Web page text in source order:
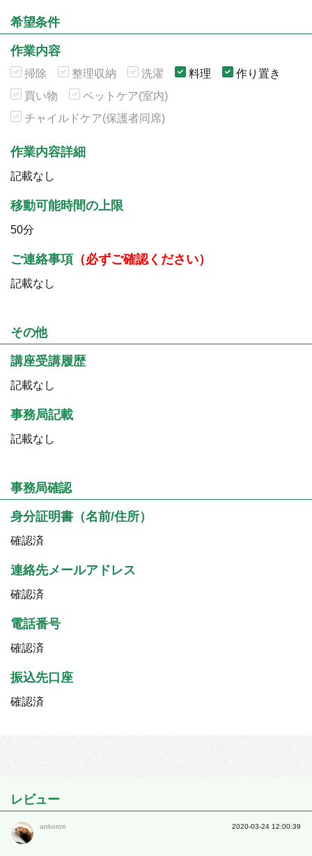
希望条件
作業内容
掃除 整理収納 洗濯 料理
作り置き
買い物
ペットケア(室内)
チャイルドケア(保護者同席)
作業内容詳細
記載なし
移動可能時間の上限
50分
ご連絡事項 （必ずご確認ください）
記載なし
その他
講座受講履歴
記載なし
事務局記載
記載なし
事務局確認
身分証明書（名前/住所）
確認済
連絡先メールアドレス
確認済
電話番号
確認済
振込先口座
確認済
レビュー
ankorori 2020-03-24 12:00:39